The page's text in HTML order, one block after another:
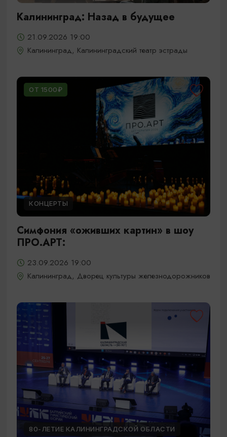
Калининград: Назад в будущее
21.09.2026 19:00
Калининград, Калининградский театр эстрады
ОТ 1500₽
КОНЦЕРТЫ
Симфония «оживших картин» в шоу
ПРО.АРТ:
23.09.2026 19:00
Калининград, Дворец культуры железнодорожников
80-ЛЕТИЕ КАЛИНИНГРАДСКОЙ ОБЛАСТИ